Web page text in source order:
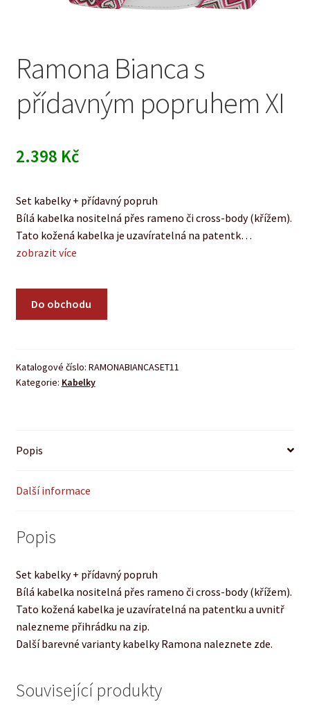
Ramona Bianca s
přídavným popruhem XI
2.398 Kč
Set kabelky + přídavný popruh
Bílá kabelka nositelná přes rameno či cross-body (křížem).
Tato kožená kabelka je uzavíratelná na patentk…
zobrazit více
Do obchodu
Katalogové číslo: RAMONABIANCASET11
Kategorie: Kabelky
Popis
Další informace
Popis
Set kabelky + přídavný popruh
Bílá kabelka nositelná přes rameno či cross-body (křížem).
Tato kožená kabelka je uzavíratelná na patentku a uvnitř
nalezneme přihrádku na zip.
Další barevné varianty kabelky Ramona naleznete zde.
Související produkty